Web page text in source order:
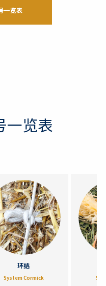
一览表
一览表
环结
System Cormick